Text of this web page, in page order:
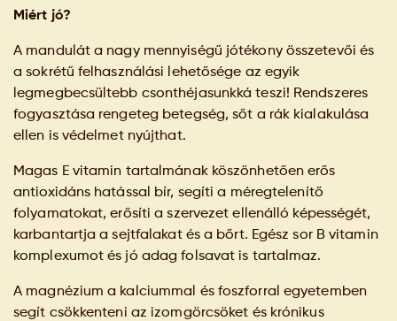
Miért jó?
A mandulát a nagy mennyiségű jótékony összetevői és
a sokrétű felhasználási lehetősége az egyik
legmegbecsültebb csonthéjasunkká teszi! Rendszeres
fogyasztása rengeteg betegség, sőt a rák kialakulása
ellen is védelmet nyújthat.
Magas E vitamin tartalmának köszönhetően erős
antioxidáns hatással bír, segíti a méregtelenítő
folyamatokat, erősíti a szervezet ellenálló képességét,
karbantartja a sejtfalakat és a bőrt. Egész sor B vitamin
komplexumot és jó adag folsavat is tartalmaz.
A magnézium a kalciummal és foszforral egyetemben
segít csökkenteni az izomgörcsöket és krónikus